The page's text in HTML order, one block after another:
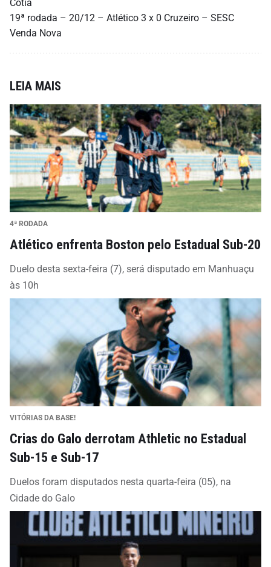
Cotia
19ª rodada – 20/12 – Atlético 3 x 0 Cruzeiro – SESC
Venda Nova
LEIA MAIS
4ª RODADA
Atlético enfrenta Boston pelo Estadual Sub-20
Duelo desta sexta-feira (7), será disputado em Manhuaçu
às 10h
VITÓRIAS DA BASE!
Crias do Galo derrotam Athletic no Estadual
Sub-15 e Sub-17
Duelos foram disputados nesta quarta-feira (05), na
Cidade do Galo